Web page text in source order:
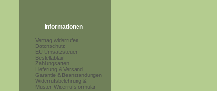
Informationen
Vertrag widerrufen
Datenschutz
EU Umsatzsteuer
Bestellablauf
Zahlungsarten
Lieferung & Versand
Garantie & Beanstandungen
Widerrufsbelehrung &
Muster-Widerrufsformular